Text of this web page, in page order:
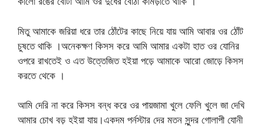
মিতু আমাকে জরিয়া ধরে তার ঠোঁটের কাছে নিয়ে যায় আমি আবার ওর ঠোঁট
চুষতে থাকি ।অনেকক্ষণ কিসস করে আমি আমার একটা হাত ওর যোনির
ওপরে রাখতেই ও এত উত্তেজিত হইয়া পড়ে আমাকে আরো জোড়ে কিসস
করতে থেকে ।
আমি দেরি না করে কিসস বন্ধ করে ওর পায়জামা খুলে ফেলি খুলে জা দেখি
আমার চোখ বড় হইয়া যায়।একদম পর্নস্টার দের মতন সুন্দর গোলাপী যোনী